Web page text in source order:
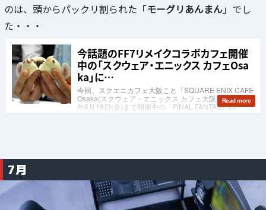
のは、頭からパックリ割られた「モーグリあんまん」でし
た・・・
7月